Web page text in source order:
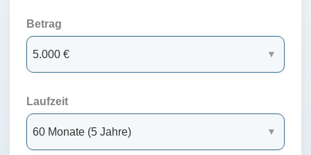
Betrag
Laufzeit